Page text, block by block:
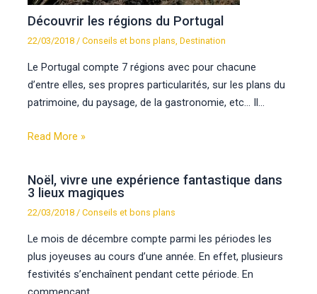
Découvrir les régions du Portugal
22/03/2018/Conseils et bons plans,Destination
Le Portugal compte 7 régions avec pour chacune
d’entre elles, ses propres particularités, sur les plans du
patrimoine, du paysage, de la gastronomie, etc… Il…
Read More »
Noël, vivre une expérience fantastique dans
3 lieux magiques
22/03/2018/Conseils et bons plans
Le mois de décembre compte parmi les périodes les
plus joyeuses au cours d’une année. En effet, plusieurs
festivités s’enchaînent pendant cette période. En